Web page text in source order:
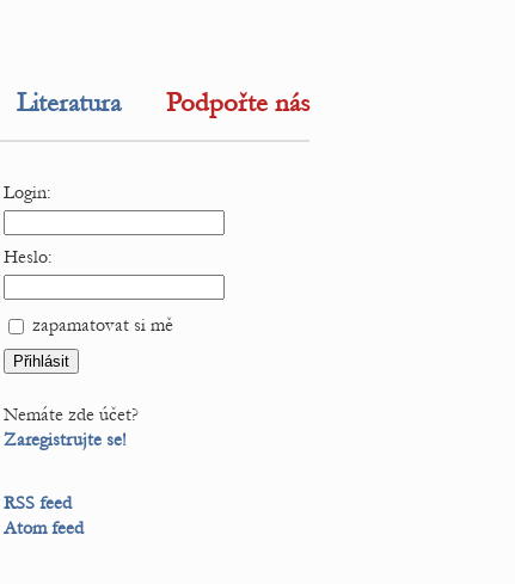
Literatura Podpořte nás
Login:
Heslo:
zapamatovat si mě
Nemáte zde účet?
Zaregistrujte se!
RSS feed
Atom feed